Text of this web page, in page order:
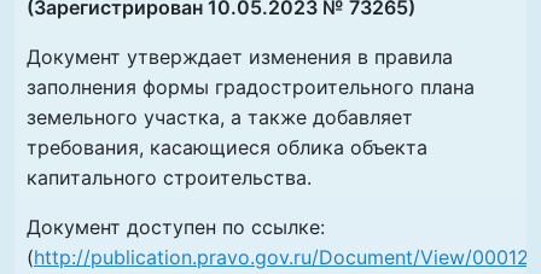
(Зарегистрирован 10.05.2023 № 73265)
Документ утверждает изменения в правила
заполнения формы градостроительного плана
земельного участка, а также добавляет
требования, касающиеся облика объекта
капитального строительства.
Документ доступен по ссылке:
(http://publication.pravo.gov.ru/Document/View/